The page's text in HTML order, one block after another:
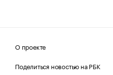
О проекте
Поделиться новостью на РБК